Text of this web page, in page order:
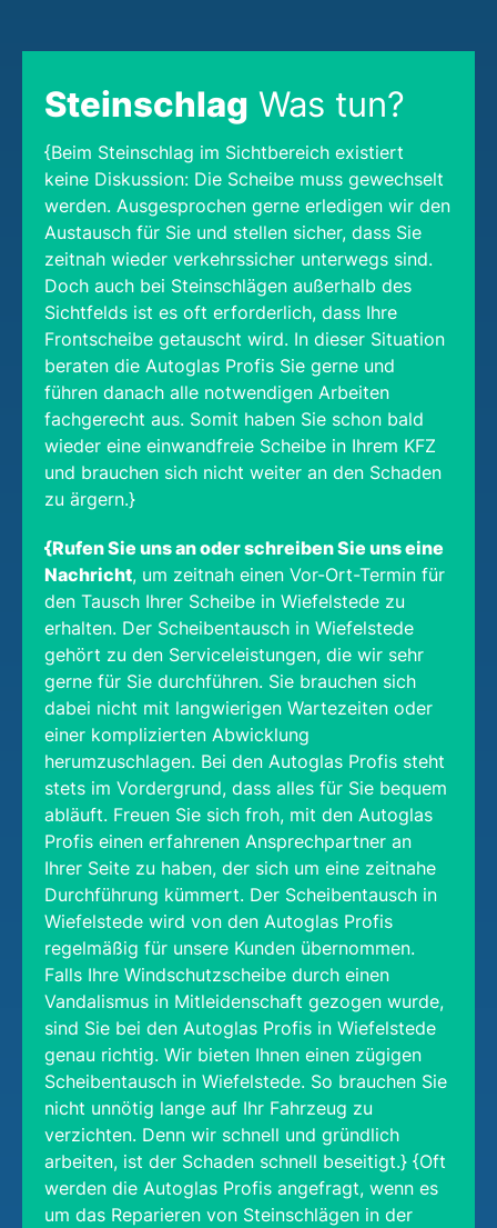
Steinschlag Was tun?
{Beim Steinschlag im Sichtbereich existiert
keine Diskussion: Die Scheibe muss gewechselt
werden. Ausgesprochen gerne erledigen wir den
Austausch für Sie und stellen sicher, dass Sie
zeitnah wieder verkehrssicher unterwegs sind.
Doch auch bei Steinschlägen außerhalb des
Sichtfelds ist es oft erforderlich, dass Ihre
Frontscheibe getauscht wird. In dieser Situation
beraten die Autoglas Profis Sie gerne und
führen danach alle notwendigen Arbeiten
fachgerecht aus. Somit haben Sie schon bald
wieder eine einwandfreie Scheibe in Ihrem KFZ
und brauchen sich nicht weiter an den Schaden
zu ärgern.}
{Rufen Sie uns an oder schreiben Sie uns eine
Nachricht, um zeitnah einen Vor-Ort-Termin für
den Tausch Ihrer Scheibe in Wiefelstede zu
erhalten. Der Scheibentausch in Wiefelstede
gehört zu den Serviceleistungen, die wir sehr
gerne für Sie durchführen. Sie brauchen sich
dabei nicht mit langwierigen Wartezeiten oder
einer komplizierten Abwicklung
herumzuschlagen. Bei den Autoglas Profis steht
stets im Vordergrund, dass alles für Sie bequem
abläuft. Freuen Sie sich froh, mit den Autoglas
Profis einen erfahrenen Ansprechpartner an
Ihrer Seite zu haben, der sich um eine zeitnahe
Durchführung kümmert. Der Scheibentausch in
Wiefelstede wird von den Autoglas Profis
regelmäßig für unsere Kunden übernommen.
Falls Ihre Windschutzscheibe durch einen
Vandalismus in Mitleidenschaft gezogen wurde,
sind Sie bei den Autoglas Profis in Wiefelstede
genau richtig. Wir bieten Ihnen einen zügigen
Scheibentausch in Wiefelstede. So brauchen Sie
nicht unnötig lange auf Ihr Fahrzeug zu
verzichten. Denn wir schnell und gründlich
arbeiten, ist der Schaden schnell beseitigt.} {Oft
werden die Autoglas Profis angefragt, wenn es
um das Reparieren von Steinschlägen in der